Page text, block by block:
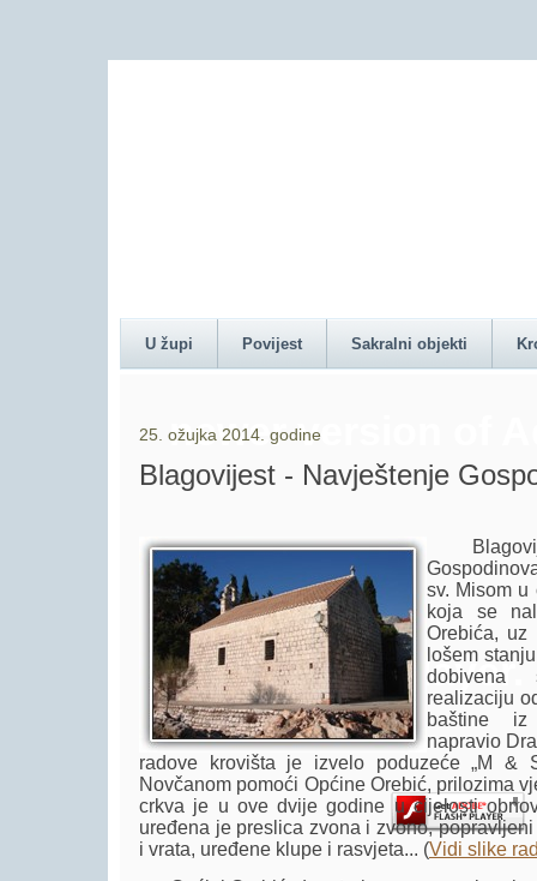
newer version of
Player.
U župi Povijest Sakralni objekti
25. ožujka 2014. godine
Blagovijest - Navještenje
sv. Misom u
koja se
Orebića,
lošem
dobivena
realizaciju
baštine
napravio
radove krovišta je izvelo poduzeće „M
Novčanom pomoći Općine Orebić, prilozima
crkva je u ove dvije godine u cijelosti
uređena je preslica zvona i zvono,
i vrata, uređene klupe i rasvjeta... (Vidi slike